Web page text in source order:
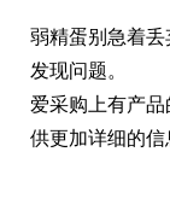
弱精蛋别急着
发现问题。
爱采购上有产
供更加详细的信